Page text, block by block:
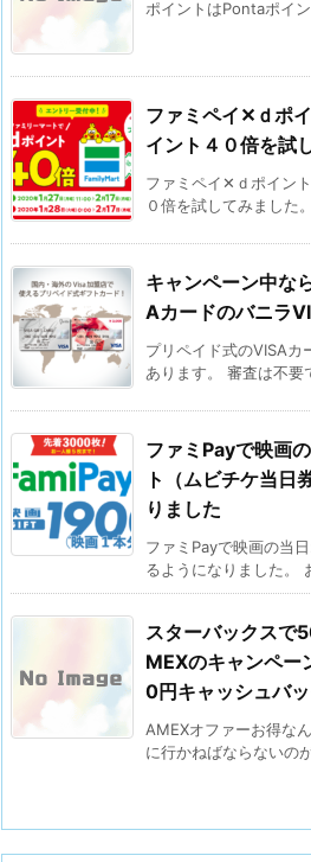
ポイントはPontaポイ
ファミペイ✕ｄポ
イント４０倍を試
ファミペイ✕ｄポイン
０倍を試してみました
キャンペーン中な
Aカードのバニラ
プリペイド式のVISAカ
あります。 審査は不要
ファミPayで映画
ト（ムビチケ当日
りました
ファミPayで映画の当
るようになりました。
スターバックスで
MEXのキャンペ
0円キャッシュバ
AMEXオファーお得な
に行かねばならないの